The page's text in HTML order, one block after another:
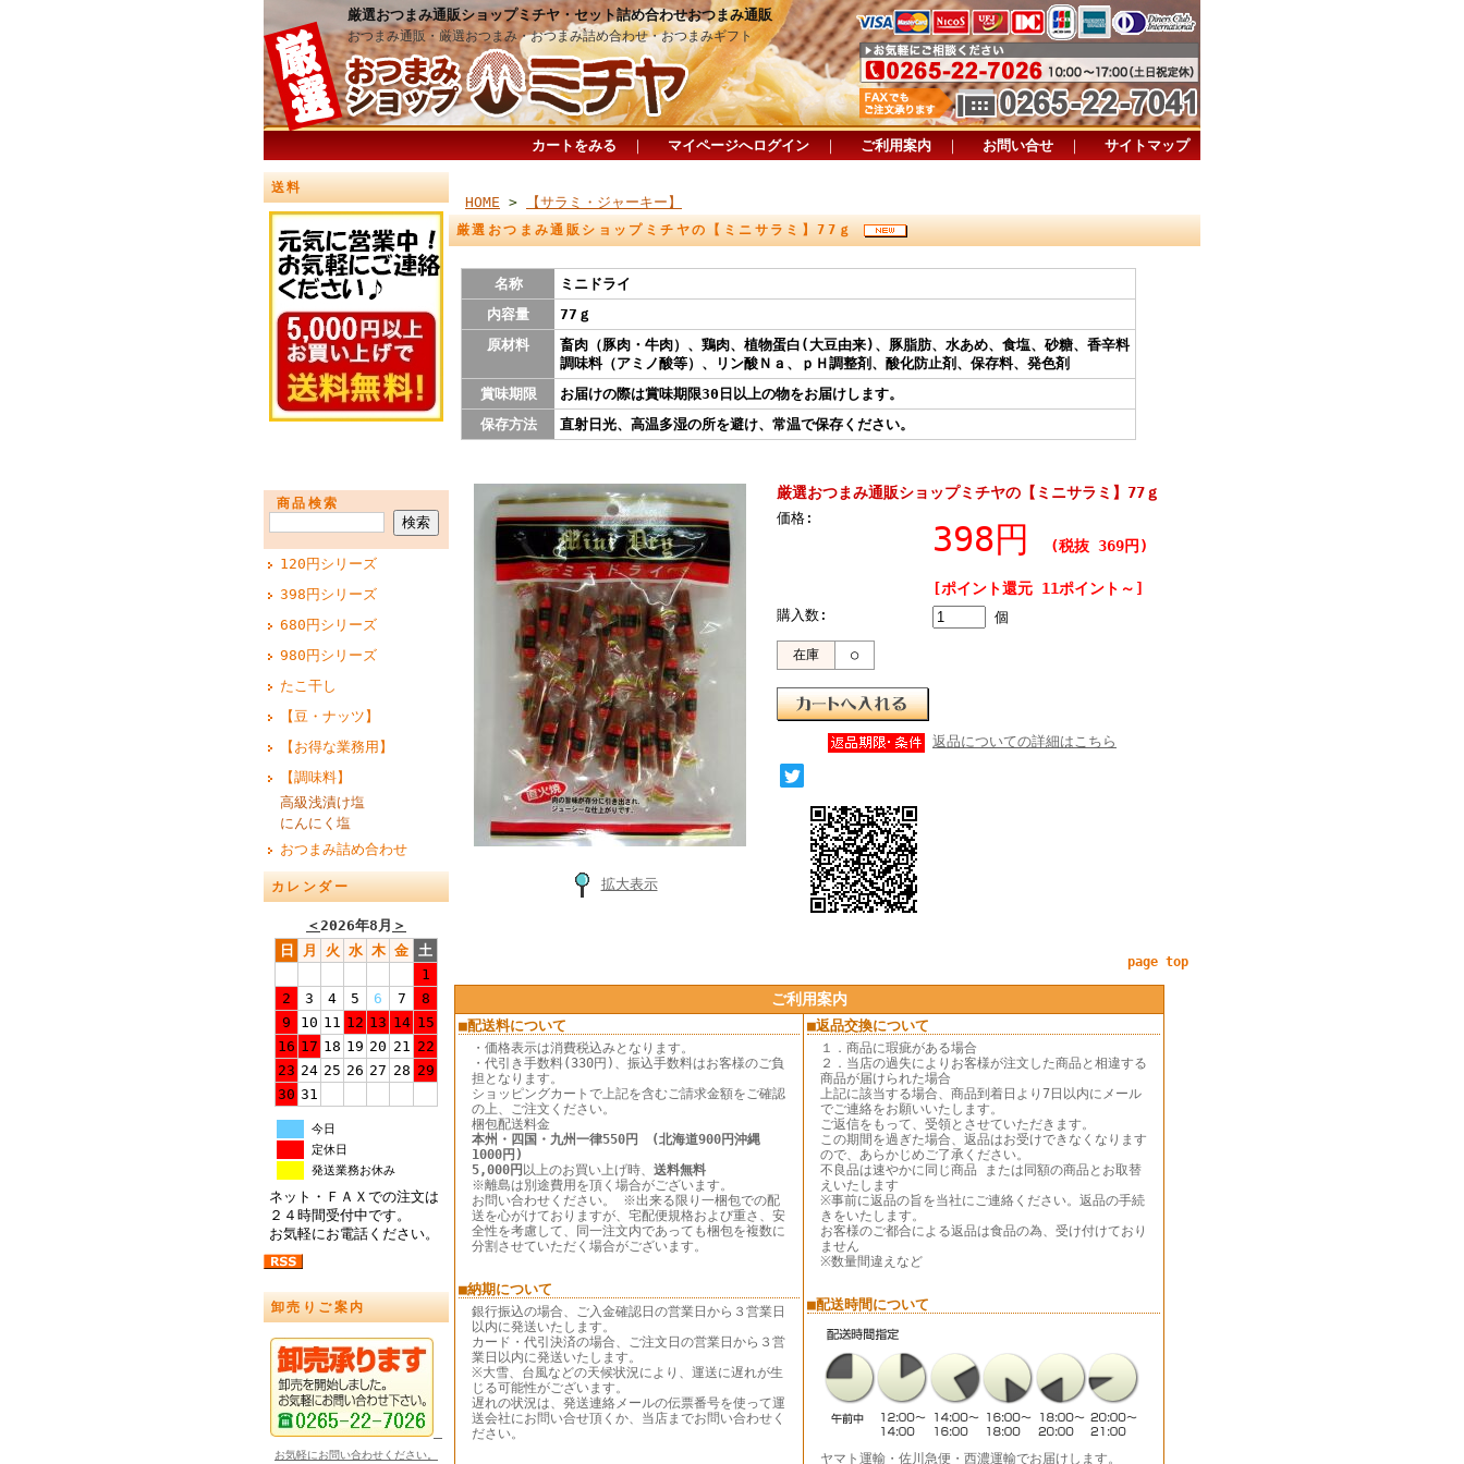
厳選おつまみ通販ショップミチヤ・セット詰め合わせおつまみ通販
おつまみ通販・厳選おつまみ・おつまみ詰め合わせ・おつまみギフト
カートをみる ｜ マイページへログイン ｜ ご利用案内 ｜ お問い合せ ｜ サイトマップ
送料
商品検索
120円シリーズ
398円シリーズ
680円シリーズ
980円シリーズ
たこ干し
【豆・ナッツ】
【お得な業務用】
【調味料】
高級浅漬け塩
にんにく塩
おつまみ詰め合わせ
カレンダー
＜2026年8月 ＞
日
月 火 水 木 金 土
1
2
3 4 5 6 7
8
9
10 11 12 13 14 15
16 17 18 19 20 21 22
23 24 25 26 27 28 29
30 31
今日
定休日
発送業務お休み
ネット・ＦＡＸでの注文は
２４時間受付中です。
お気軽にお電話ください。
卸売りご案内
お気軽にお問い合わせください。
HOME > 【サラミ・ジャーキー】
厳選おつまみ通販ショップミチヤの【ミニサラミ】77ｇ
名称
ミニドライ
内容量
77ｇ
原材料
畜肉（豚肉・牛肉）、鶏肉、植物蛋白(大豆由来)、豚脂肪、水あめ、食塩、砂糖、香辛料
調味料（アミノ酸等）、リン酸Ｎａ、ｐＨ調整剤、酸化防止剤、保存料、発色剤
賞味期限
お届けの際は賞味期限30日以上の物をお届けします。
保存方法
直射日光、高温多湿の所を避け、常温で保存ください。
拡大表示
厳選おつまみ通販ショップミチヤの【ミニサラミ】77ｇ
価格:
398円 (税抜 369円)
[ポイント還元 11ポイント～]
購入数: 個
在庫 ○
返品についての詳細はこちら
page top
ご利用案内
■配送料について
・価格表示は消費税込みとなります。
・代引き手数料(330円)、振込手数料はお客様のご負
担となります。
ショッピングカートで上記を含むご請求金額をご確認
の上、ご注文ください。
梱包配送料金
本州・四国・九州一律550円 (北海道900円沖縄
1000円)
5,000円 以上のお買い上げ時、 送料無料
※離島は別途費用を頂く場合がございます。
お問い合わせください。 ※出来る限り一梱包での配
送を心がけておりますが、宅配便規格および重さ、安
全性を考慮して、同一注文内であっても梱包を複数に
分割させていただく場合がございます。
■納期について
銀行振込の場合、ご入金確認日の営業日から３営業日
以内に発送いたします。
カード・代引決済の場合、ご注文日の営業日から３営
業日以内に発送いたします。
※大雪、台風などの天候状況により、運送に遅れが生
じる可能性がございます。
遅れの状況は、発送連絡メールの伝票番号を使って運
送会社にお問い合せ頂くか、当店までお問い合わせく
ださい。
■返品交換について
１．商品に瑕疵がある場合
２．当店の過失によりお客様が注文した商品と相違する
商品が届けられた場合
上記に該当する場合、商品到着日より7日以内にメール
でご連絡をお願いいたします。
ご返信をもって、受領とさせていただきます。
この期間を過ぎた場合、返品はお受けできなくなります
ので、あらかじめご了承ください。
不良品は速やかに同じ商品 または同額の商品とお取替
えいたします
※事前に返品の旨を当社にご連絡ください。返品の手続
きをいたします。
お客様のご都合による返品は食品の為、受け付けており
ません
※数量間違えなど
■配送時間について
ヤマト運輸・佐川急便・西濃運輸でお届けします。